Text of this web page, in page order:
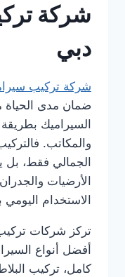
شركة
دبي
شركة تركيب
ضمان مدى
السيراميك
والمكاتب.
الجمالي فقط، بل
الأرضيات
الاستخدام
تركز شركات
أفضل أنواع
كامل، تركيب